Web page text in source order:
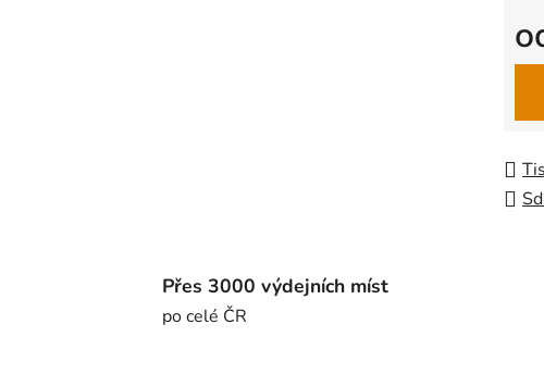
Přes 3000 výdejních míst
po celé ČR